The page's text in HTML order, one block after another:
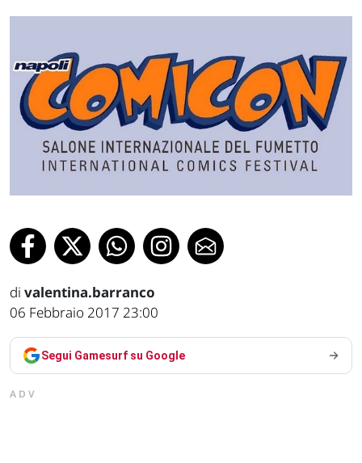
di valentina.barranco
06 Febbraio 2017 23:00
Segui Gamesurf su Google
ADV